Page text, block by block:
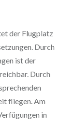
der Flugplatz
Durch
ist der
Durch
fliegen. Am
in